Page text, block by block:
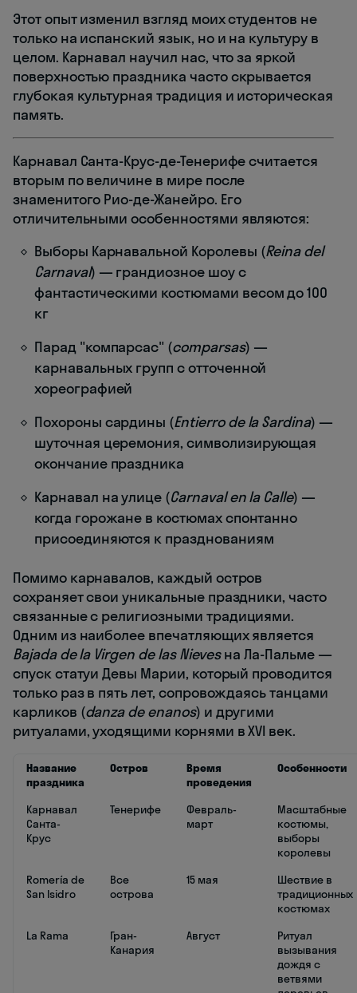
Этот опыт изменил взгляд моих студентов не
только на испанский язык, но и на культуру в
целом. Карнавал научил нас, что за яркой
поверхностью праздника часто скрывается
глубокая культурная традиция и историческая
память.
Карнавал Санта-Крус-де-Тенерифе считается
вторым по величине в мире после
знаменитого Рио-де-Жанейро. Его
отличительными особенностями являются:
Выборы Карнавальной Королевы (Reina del
Carnaval) — грандиозное шоу с
фантастическими костюмами весом до 100
кг
Парад "компарсас" (comparsas) —
карнавальных групп с отточенной
хореографией
Похороны сардины (Entierro de la Sardina) —
шуточная церемония, символизирующая
окончание праздника
Карнавал на улице (Carnaval en la Calle) —
когда горожане в костюмах спонтанно
присоединяются к празднованиям
Помимо карнавалов, каждый остров
сохраняет свои уникальные праздники, часто
связанные с религиозными традициями.
Одним из наиболее впечатляющих является
Bajada de la Virgen de las Nievesна Ла-Пальме —
спуск статуи Девы Марии, который проводится
только раз в пять лет, сопровождаясь танцами
карликов (danza de enanos) и другими
ритуалами, уходящими корнями в XVI век.
Название
праздника
Остров
Время
проведения
Особенности
Карнавал
Санта-
Крус
Тенерифе
Февраль-
март
Масштабные
костюмы,
выборы
королевы
Romería de
San Isidro
Все
острова
15 мая
Шествие в
традиционных
костюмах
La Rama
Гран-
Канария
Август
Ритуал
вызывания
дождя с
ветвями